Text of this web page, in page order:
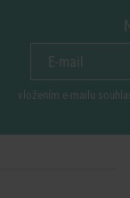
vložením e-mailu